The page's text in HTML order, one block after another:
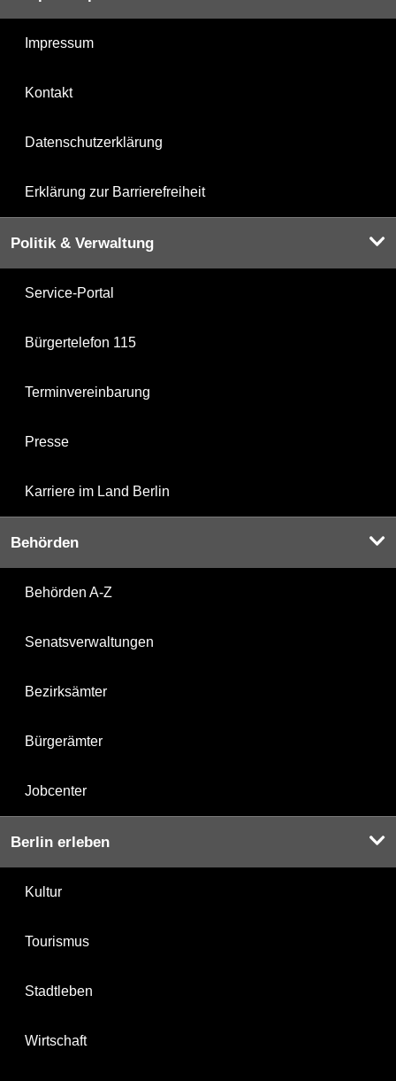
Impressum
Kontakt
Datenschutzerklärung
Erklärung zur Barrierefreiheit
Politik & Verwaltung
Service-Portal
Bürgertelefon 115
Terminvereinbarung
Presse
Karriere im Land Berlin
Behörden
Behörden A-Z
Senatsverwaltungen
Bezirksämter
Bürgerämter
Jobcenter
Berlin erleben
Kultur
Tourismus
Stadtleben
Wirtschaft